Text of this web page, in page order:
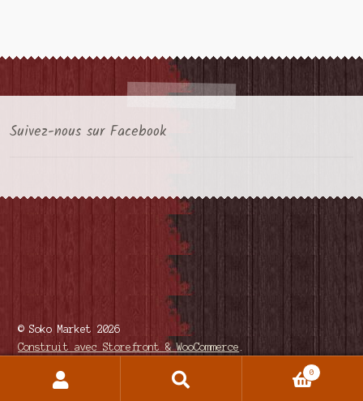
Suivez-nous sur Facebook
© Soko Market 2026
Construit avec Storefront & WooCommerce
Recherche
0